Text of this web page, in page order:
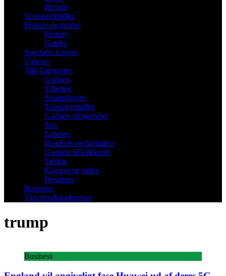
Bronze
Transportmidler
Feature og guides
Feature
Guides
Speakers Korner
Videoer
Alle kategorier
Gadgets
Tilbehør
Smartphones
Transportmidler
Gadgets til hjemmet
Spil
Laptops
Headsets og højttalere
Gadgets til køkkenet
Tablets
Kamera og video
Desktops
Business
Tjek bredbåndspriser
trump
Business